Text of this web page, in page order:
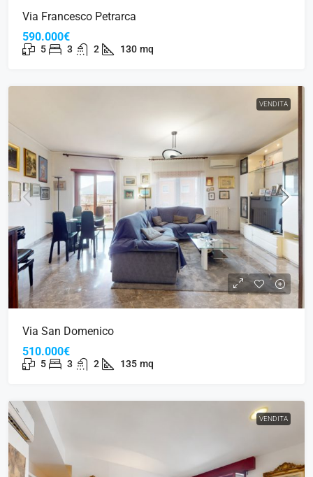
Via Francesco Petrarca
590.000€
5 3 2 130 mq
VENDITA
Via San Domenico
510.000€
5 3 2 135 mq
VENDITA